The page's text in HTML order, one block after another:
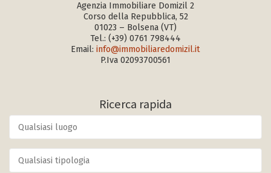
Agenzia Immobiliare Domizil 2
Corso della Repubblica, 52
01023 – Bolsena (VT)
Tel.: (+39) 0761 798444
Email: info@immobiliaredomizil.it
P.Iva 02093700561
Ricerca rapida